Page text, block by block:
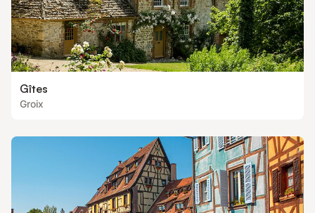
Gîtes
Groix